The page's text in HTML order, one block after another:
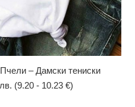
– Дамски тениски
лв. (9.20 - 10.23 €)